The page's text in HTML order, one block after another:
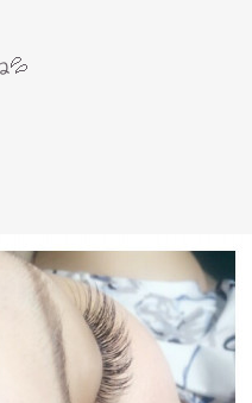
💦